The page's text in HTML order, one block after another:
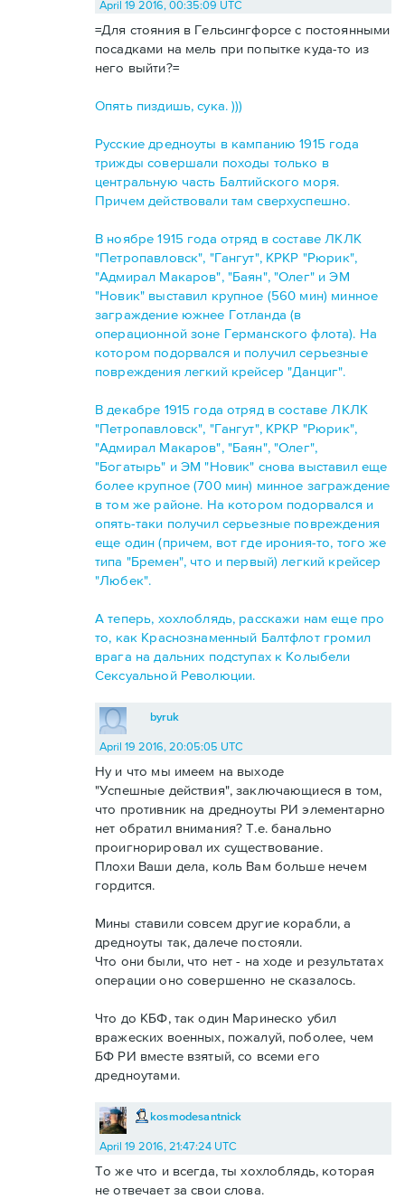
April 19 2016, 00:35:09 UTC
=Для стояния в Гельсингфорсе с постоянными
посадками на мель при попытке куда-то из
него выйти?=
Опять пиздишь, сука. )))
Русские дредноуты в кампанию 1915 года
трижды совершали походы только в
центральную часть Балтийского моря.
Причем действовали там сверхуспешно.
В ноябре 1915 года отряд в составе ЛКЛК
"Петропавловск", "Гангут", КРКР "Рюрик",
"Адмирал Макаров", "Баян", "Олег" и ЭМ
"Новик" выставил крупное (560 мин) минное
заграждение южнее Готланда (в
операционной зоне Германского флота). На
котором подорвался и получил серьезные
повреждения легкий крейсер "Данциг".
В декабре 1915 года отряд в составе ЛКЛК
"Петропавловск", "Гангут", КРКР "Рюрик",
"Адмирал Макаров", "Баян", "Олег",
"Богатырь" и ЭМ "Новик" снова выставил еще
более крупное (700 мин) минное заграждение
в том же районе. На котором подорвался и
опять-таки получил серьезные повреждения
еще один (причем, вот где ирония-то, того же
типа "Бремен", что и первый) легкий крейсер
"Любек".
А теперь, хохлоблядь, расскажи нам еще про
то, как Краснознаменный Балтфлот громил
врага на дальних подступах к Колыбели
Сексуальной Революции.
byruk
April 19 2016, 20:05:05 UTC
Ну и что мы имеем на выходе
"Успешные действия", заключающиеся в том,
что противник на дредноуты РИ элементарно
нет обратил внимания? Т.е. банально
проигнорировал их существование.
Плохи Ваши дела, коль Вам больше нечем
гордится.
Мины ставили совсем другие корабли, а
дредноуты так, далече постояли.
Что они были, что нет - на ходе и результатах
операции оно совершенно не сказалось.
Что до КБФ, так один Маринеско убил
вражеских военных, пожалуй, поболее, чем
БФ РИ вместе взятый, со всеми его
дредноутами.
kosmodesantnick
April 19 2016, 21:47:24 UTC
То же что и всегда, ты хохлоблядь, которая
не отвечает за свои слова.